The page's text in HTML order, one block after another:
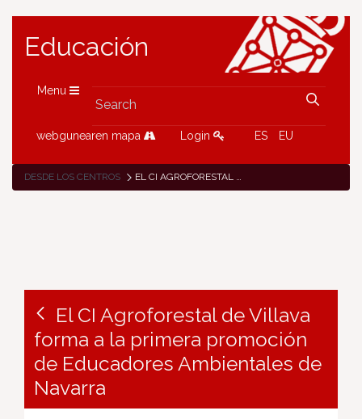
Educación
Menu
webgunearen mapa Login ES EU
DESDE LOS CENTROS EL CI AGROFORESTAL DE VILLAVA FORMA A LA PRIMERA PROMOCIÓN DE EDUCADORES AMBIENTALES DE NAVARRA
El CI Agroforestal de Villava
forma a la primera promoción
de Educadores Ambientales de
Navarra